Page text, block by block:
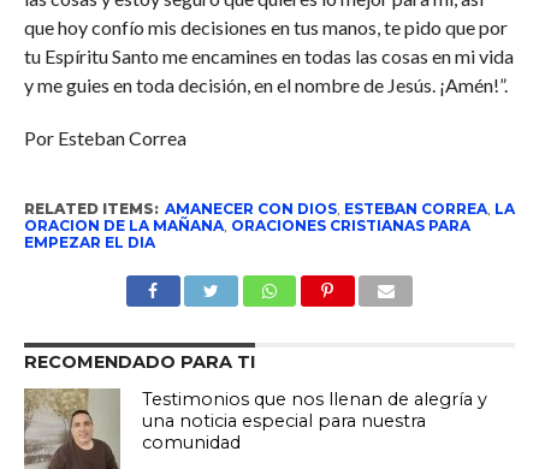
que hoy confío mis decisiones en tus manos, te pido que por
tu Espíritu Santo me encamines en todas las cosas en mi vida
y me guies en toda decisión, en el nombre de Jesús. ¡Amén!”.
Por Esteban Correa
RELATED ITEMS: AMANECER CON DIOS, ESTEBAN CORREA, LA
ORACION DE LA MAÑANA, ORACIONES CRISTIANAS PARA
EMPEZAR EL DIA
RECOMENDADO PARA TI
Testimonios que nos llenan de alegría y
una noticia especial para nuestra
comunidad